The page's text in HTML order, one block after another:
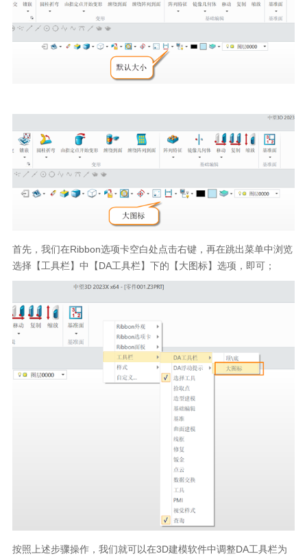
首先，我们在Ribbon选项卡空白处点击右键，再在跳出菜单中浏览
选择【工具栏】中【DA工具栏】下的【大图标】选项，即可；
按照上述步骤操作，我们就可以在3D建模软件中调整DA工具栏为